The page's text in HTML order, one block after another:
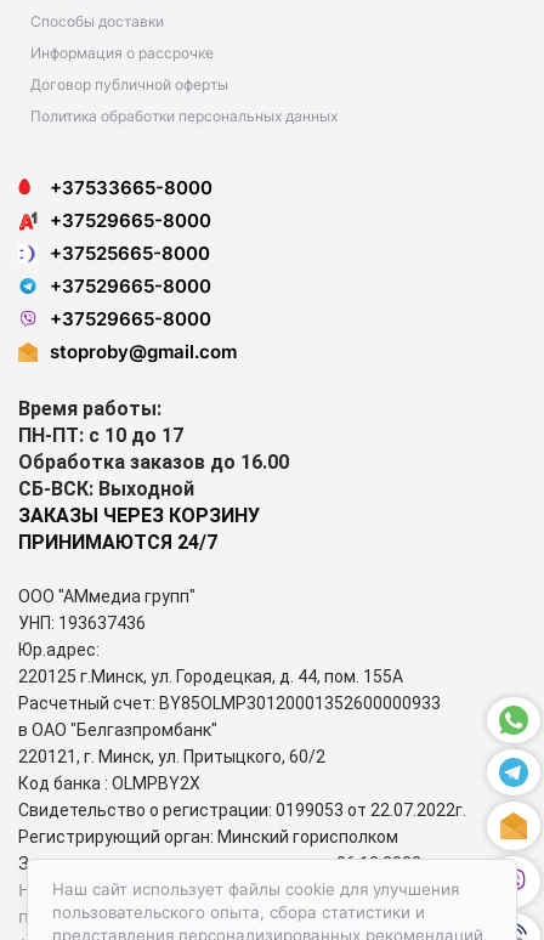
Наш сайт использует файлы cookie для улучшения
пользовательского опыта, сбора статистики и
представления персонализированных рекомендаций.
Способы доставки
Информация о рассрочке
Договор публичной оферты
Политика обработки персональных данных
+37533665-8000
+37529665-8000
+37525665-8000
+37529665-8000
+37529665-8000
stoproby@gmail.com
Время работы:
ПН-ПТ: с 10 до 17
Обработка заказов до 16.00
СБ-ВСК: Выходной
ЗАКАЗЫ ЧЕРЕЗ КОРЗИНУ
ПРИНИМАЮТСЯ 24/7
ООО "АМмедиа групп"
УНП: 193637436
Юр.адрес:
220125 г.Минск, ул. Городецкая, д. 44, пом. 155А
Расчетный счет: BY85OLMP30120001352600000933
в ОАО "Белгазпромбанк"
220121, г. Минск, ул. Притыцкого, 60/2
Код банка : OLMPBY2X
Свидетельство о регистрации: 0199053 от 22.07.2022г.
Регистрирующий орган: Минский горисполком
Зарегистрирован в торговом реестре: 06.12.2022г.
Номера городских телефонов уполномоченных по защите
прав потребителей: